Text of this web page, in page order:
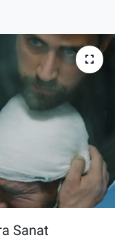
Sanat